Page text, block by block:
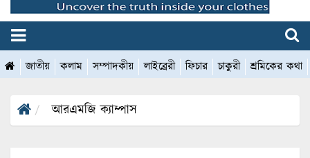
জাতীয় কলাম সম্পাদকীয় লাইব্রেরী ফিচার চাকুরী শ্রমিকের কথা
আরএমজি ক্যাম্পাস